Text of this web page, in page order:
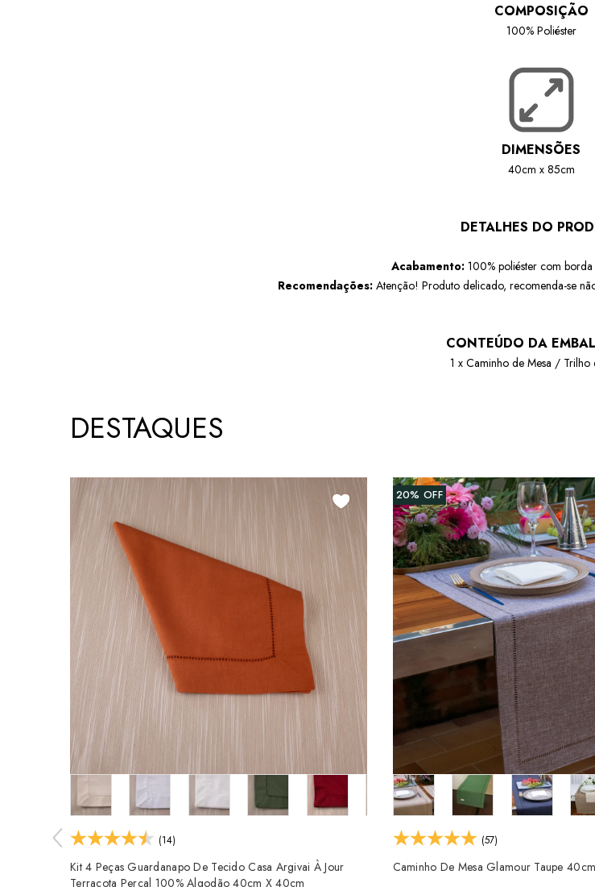
COMPOSIÇÃO
100% Poliéster
DIMENSÕES
40cm x 85cm
DETALHES DO
Acabamento:100% poliéster com borda
Recomendações: Atenção! Produto delicado, recomenda-se
CONTEÚDO DA
1 x Caminho de Mesa / Trilho
DESTAQUES
(14)
Kit 4 Peças Guardanapo De Tecido Casa Argivai À Jour
Terracota Percal 100% Algodão 40cm X 40cm
20% OFF
(57)
Caminho De Mesa Glamour Taupe